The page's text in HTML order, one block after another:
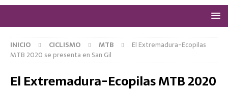
INICIO CICLISMO MTB
El Extremadura-Ecopilas
MTB 2020 se presenta en San Gil
El Extremadura-Ecopilas MTB 2020